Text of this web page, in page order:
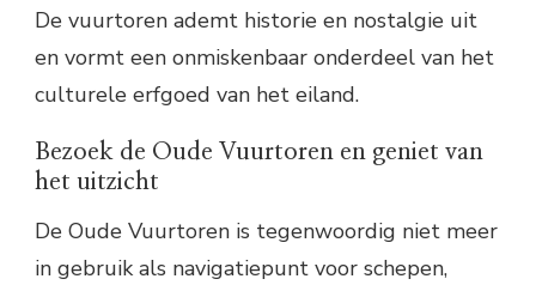
De vuurtoren ademt historie en nostalgie uit
en vormt een onmiskenbaar onderdeel van het
culturele erfgoed van het eiland.
Bezoek de Oude Vuurtoren en geniet van
het uitzicht
De Oude Vuurtoren is tegenwoordig niet meer
in gebruik als navigatiepunt voor schepen,